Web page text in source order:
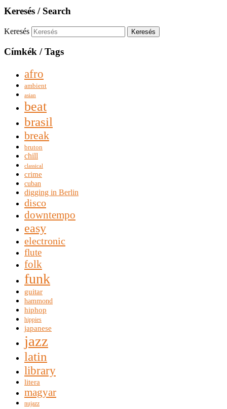
Keresés / Search
Keresés
Címkék / Tags
afro
ambient
asian
beat
brasil
break
bruton
chill
classical
crime
cuban
digging in Berlin
disco
downtempo
easy
electronic
flute
folk
funk
guitar
hammond
hiphop
hippies
japanese
jazz
latin
library
litera
magyar
nujazz